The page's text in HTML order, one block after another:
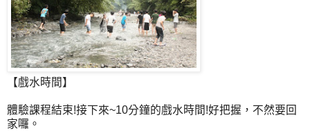
【戲水時間】
體驗課程結束!接下來~10分鐘的戲水時間!好把握，不然要回
家囉。